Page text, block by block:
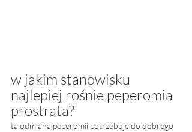
w jakim stanowisku
najlepiej rośnie peperomia
prostrata?
ta odmiana peperomii potrzebuje do dobrego